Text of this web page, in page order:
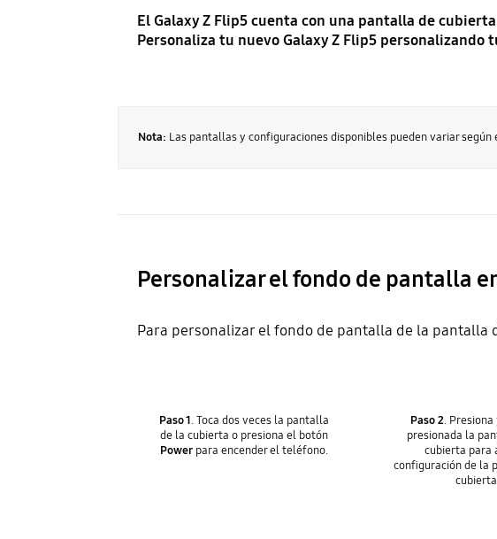
El Galaxy Z Flip5 cuenta con una pantalla de
Personaliza tu nuevo Galaxy Z Flip5
Nota: Las pantallas y configuraciones disponibles pueden variar
Personalizar el fondo de pantalla
Para personalizar el fondo de pantalla de la pantalla
Paso 1. Toca dos veces la pantalla
de la cubierta o presiona el botón
Powerpara encender el teléfono.
Paso 2.
presionada la
cubierta para
configuración de la